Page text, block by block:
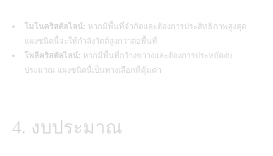
โมโนคริสตัลไลน์: หากมีพื้นที่จำกัดและต้องการประสิทธิภาพสูงสุด
แผงชนิดนี้จะให้กำลังวัตต์สูงกว่าต่อพื้นที่
โพลีคริสตัลไลน์: หากมีพื้นที่กว้างขวางและต้องการประหยัดงบ
ประมาณ แผงชนิดนี้เป็นทางเลือกที่คุ้มค่า
4. งบประมาณ